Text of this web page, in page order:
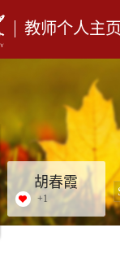
教师个人主页
胡春霞
+1